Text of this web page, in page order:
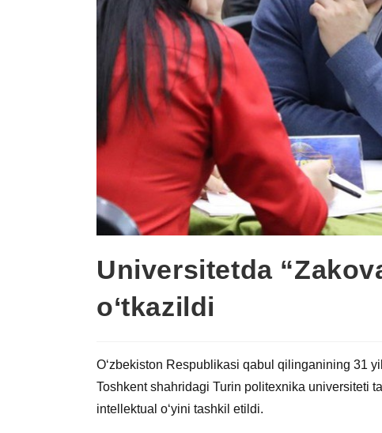
Universitetda
o‘tkazildi
O‘zbekiston Respublikasi qabul qilinganining 31
Toshkent shahridagi Turin politexnika universiteti
intellektual o‘yini tashkil etildi.